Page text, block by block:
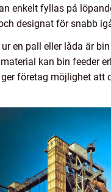
enkelt fyllas på
designat för snabb
en pall eller låda är
kan bin feeder
företag möjlighet